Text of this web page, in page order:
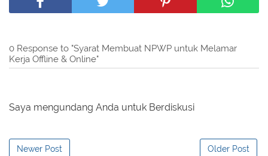
0 Response to "Syarat Membuat NPWP untuk Melamar
Kerja Offline & Online"
Saya mengundang Anda untuk Berdiskusi
Newer Post Older Post